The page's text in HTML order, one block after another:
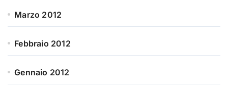
Marzo 2012
Febbraio 2012
Gennaio 2012